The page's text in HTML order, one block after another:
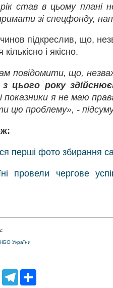
став в цьому плані
зі спецфонду,
підкреслив, що,
і якісно.
повідомити, що,
з цього року
показники я не маю
цю проблему», -
перші фото збирання
провели чергове
України
L
T